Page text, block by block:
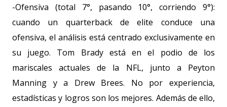
-Ofensiva (total 7°, pasando 10°, corriendo 9°):
cuando un quarterback de elite conduce una
ofensiva, el análisis está centrado exclusivamente en
su juego. Tom Brady está en el podio de los
mariscales actuales de la NFL, junto a Peyton
Manning y a Drew Brees. No por experiencia,
estadísticas y logros son los mejores. Además de ello,